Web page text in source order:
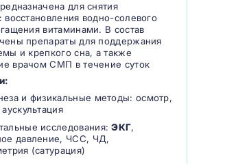
для снятия
восстановления водно-солевого
витаминами. В состав
препараты для поддержания
и крепкого сна, а также
врачом СМП в течение суток
и физикальные методы: осмотр,
исследования:ЭКГ,
давление, ЧСС, ЧД,
(сатурация)